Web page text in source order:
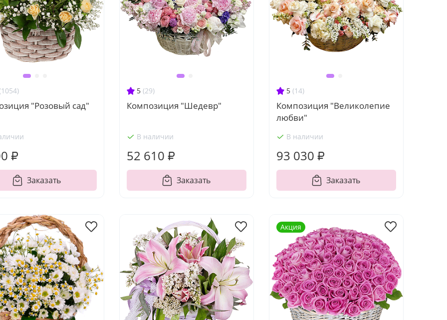
"Розовый сад"
₽
Заказать
5 (29)
Композиция "Шедевр"
В наличии
52 610 ₽
Заказать
5 (14)
Композиция "Великолепие
любви"
В наличии
93 030 ₽
Заказать
Акция